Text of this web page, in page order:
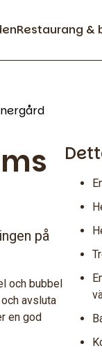
Restaurang &
på
och bubbel
avsluta
en god